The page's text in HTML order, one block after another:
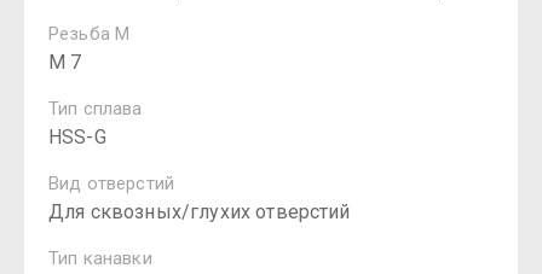
Резьба М
M 7
Тип сплава
HSS-G
Вид отверстий
Для сквозных/глухих отверстий
Тип канавки